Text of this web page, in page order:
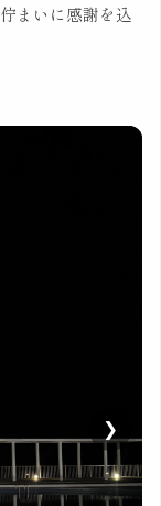
まいに感謝を込
❯